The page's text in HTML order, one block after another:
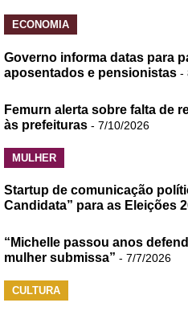
ECONOMIA
Governo informa datas para
aposentados e pensionistas -
Femurn alerta sobre falta de
às prefeituras - 7/10/2026
MULHER
Startup de comunicação
Candidata” para as Eleições
“Michelle passou anos
mulher submissa” - 7/7/2026
CULTURA